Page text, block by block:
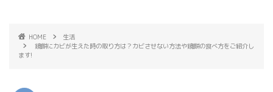
HOME
生活
鏡餅にカビが生えた時の取り方は？カビさせない方法や鏡餅の食べ方をご紹介し
ます!